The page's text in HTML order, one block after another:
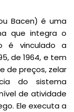
Bacen) é uma
que integra o
é vinculado a
de 1964, e tem
de preços, zelar
do sistema
de atividade
Ele executa a